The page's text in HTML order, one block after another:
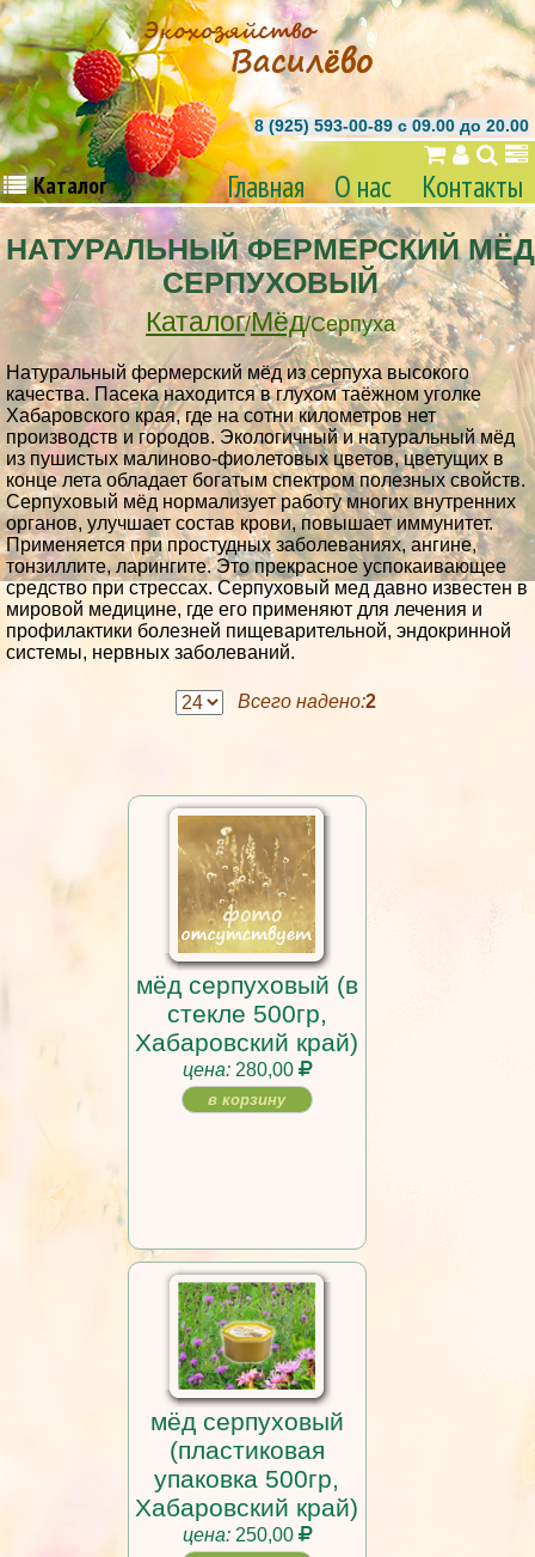
8 (925) 593-00-89 c 09.00 до 20.00
Каталог Главная О нас Контакты
НАТУРАЛЬНЫЙ ФЕРМЕРСКИЙ МЁД
СЕРПУХОВЫЙ
Каталог/Мёд/Серпуха
Натуральный фермерский мёд из серпуха высокого
качества. Пасека находится в глухом таёжном уголке
Хабаровского края, где на сотни километров нет
производств и городов. Экологичный и натуральный мёд
из пушистых малиново-фиолетовых цветов, цветущих в
конце лета обладает богатым спектром полезных свойств.
Серпуховый мёд нормализует работу многих внутренних
органов, улучшает состав крови, повышает иммунитет.
Применяется при простудных заболеваниях, ангине,
тонзиллите, ларингите. Это прекрасное успокаивающее
средство при стрессах. Серпуховый мед давно известен в
мировой медицине, где его применяют для лечения и
профилактики болезней пищеварительной, эндокринной
системы, нервных заболеваний.
Всего надено:2
мёд серпуховый (в
стекле 500гр,
Хабаровский край)
цена:280,00
в корзину
мёд серпуховый
(пластиковая
упаковка 500гр,
Хабаровский край)
цена:250,00